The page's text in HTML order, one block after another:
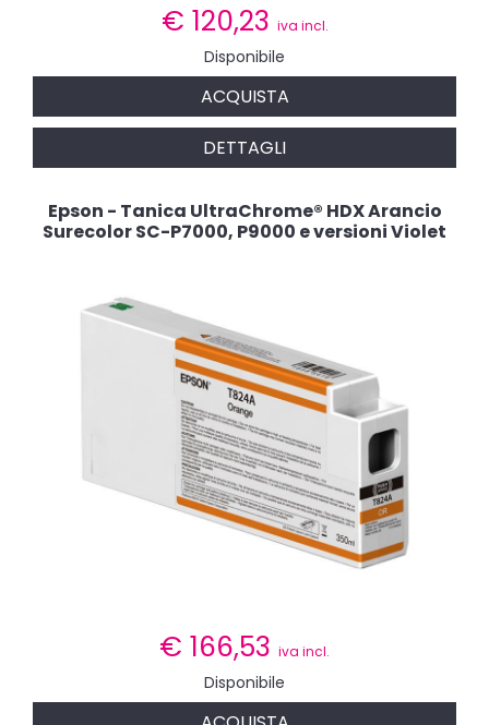
€ 120,23 iva incl.
Disponibile
ACQUISTA
DETTAGLI
Epson - Tanica UltraChrome® HDX Arancio
Surecolor SC-P7000, P9000 e versioni Violet
€ 166,53 iva incl.
Disponibile